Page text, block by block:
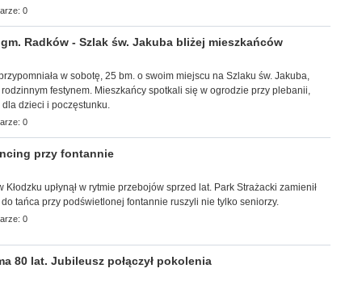
0
gm. Radków - Szlak św. Jakuba bliżej mieszkańców
w sobotę, 25 bm. o swoim miejscu na Szlaku św. Jakuba,
festynem. Mieszkańcy spotkali się w ogrodzie przy plebanii,
dzieci i poczęstunku.
0
przy fontannie
Kłodzku upłynął w rytmie przebojów sprzed lat. Park Strażacki zamienił
tańca przy podświetlonej fontannie ruszyli nie tylko seniorzy.
0
80 lat. Jubileusz połączył pokolenia